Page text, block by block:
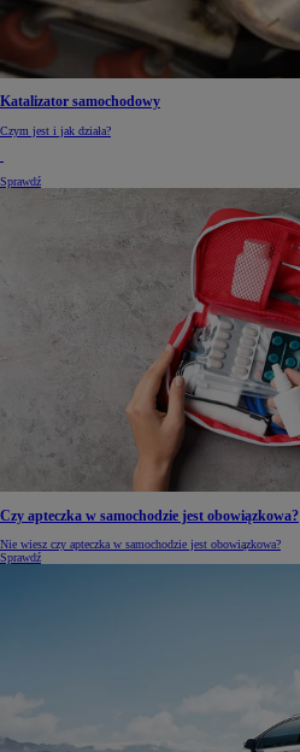
Katalizator samochodowy
Czym jest i jak działa?
Sprawdź
Czy apteczka w samochodzie jest obowiązkowa?
Nie wiesz czy apteczka w samochodzie jest obowiązkowa?
Sprawdź